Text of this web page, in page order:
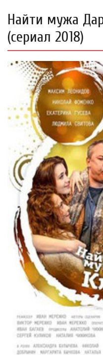
Найти мужа
(сериал 2018)